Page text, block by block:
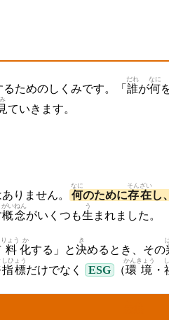
るためのしくみです。「 誰
だれ
が何
なに
み
ていきます。
りません。 何
なに
のために存在
そんざい
し、
概念
がいねん
がいくつも生
う
まれました。
料
ょう
化
か
する」と決
き
めるとき、その
指標
しひょう
だけでなく ESG （環境
かんきょう
・